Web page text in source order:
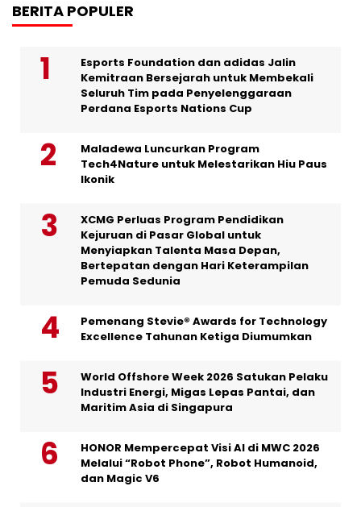
BERITA POPULER
Esports Foundation dan adidas Jalin
Kemitraan Bersejarah untuk Membekali
Seluruh Tim pada Penyelenggaraan
Perdana Esports Nations Cup
Maladewa Luncurkan Program
Tech4Nature untuk Melestarikan Hiu Paus
Ikonik
XCMG Perluas Program Pendidikan
Kejuruan di Pasar Global untuk
Menyiapkan Talenta Masa Depan,
Bertepatan dengan Hari Keterampilan
Pemuda Sedunia
Pemenang Stevie® Awards for Technology
Excellence Tahunan Ketiga Diumumkan
World Offshore Week 2026 Satukan Pelaku
Industri Energi, Migas Lepas Pantai, dan
Maritim Asia di Singapura
HONOR Mempercepat Visi AI di MWC 2026
Melalui “Robot Phone”, Robot Humanoid,
dan Magic V6